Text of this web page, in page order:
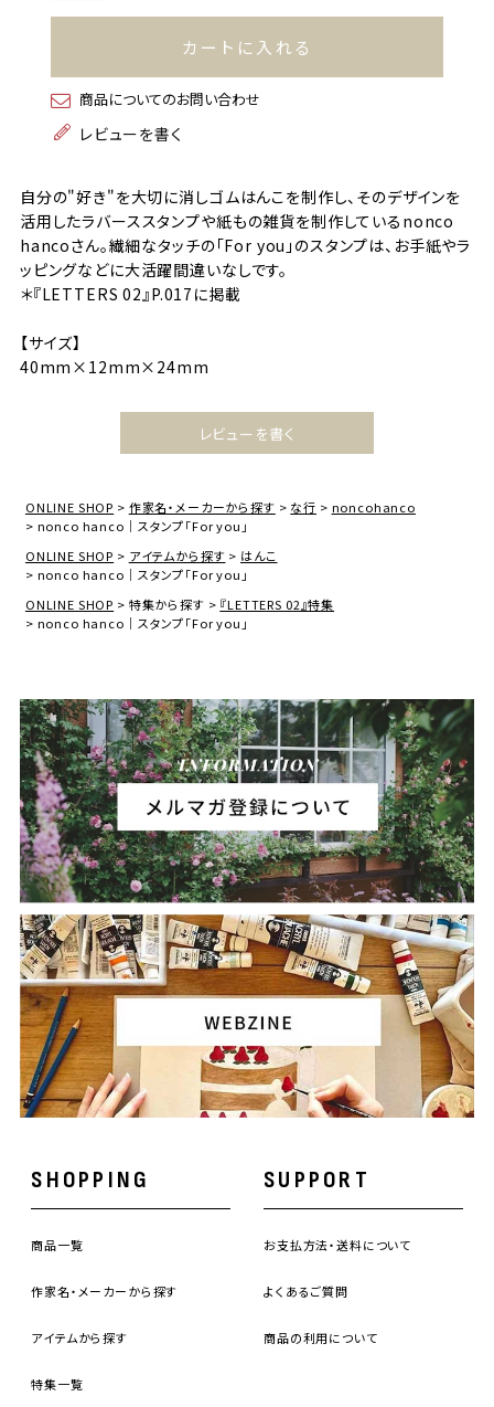
カートに入れる
商品についてのお問い合わせ
レビューを書く
自分の"好き"を大切に消しゴムはんこを制作し、そのデザインを
活用したラバーススタンプや紙もの雑貨を制作しているnonco
hancoさん。繊細なタッチの「For you」のスタンプは、お手紙やラ
ッピングなどに大活躍間違いなしです。
＊『LETTERS 02』P.017に掲載
【サイズ】
40mm×12mm×24mm
レビューを書く
ONLINE SHOP 作家名・メーカーから探す な行
noncohanco
nonco hanco｜スタンプ「For you」
ONLINE SHOP
アイテムから探す
はんこ
nonco hanco｜スタンプ「For you」
ONLINE SHOP
特集から探す
『LETTERS 02』特集
nonco hanco｜スタンプ「For you」
SHOPPING
商品一覧
作家名・メーカーから探す
アイテムから探す
特集一覧
SUPPORT
お支払方法・送料について
よくあるご質問
商品の利用について